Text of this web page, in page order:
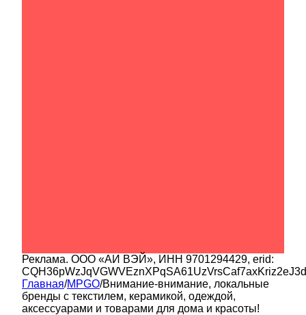
Реклама. ООО «АИ ВЭЙ», ИНН 9701294429, erid:
Главная/MPGO/Внимание-внимание, локальные
бренды с текстилем, керамикой, одеждой,
аксессуарами и товарами для дома и красоты!